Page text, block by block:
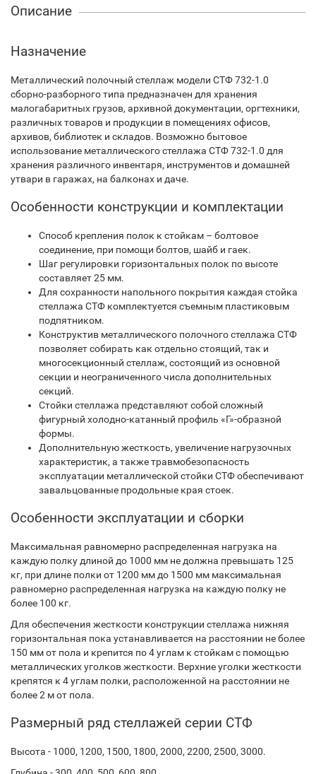
Описание
Назначение
Металлический полочный стеллаж модели СТФ 732-1.0
сборно-разборного типа предназначен для хранения
малогабаритных грузов, архивной документации, оргтехники,
различных товаров и продукции в помещениях офисов,
архивов, библиотек и складов. Возможно бытовое
использование металлического стеллажа СТФ 732-1.0 для
хранения различного инвентаря, инструментов и домашней
утвари в гаражах, на балконах и даче.
Особенности конструкции и комплектации
Способ крепления полок к стойкам – болтовое
соединение, при помощи болтов, шайб и гаек.
Шаг регулировки горизонтальных полок по высоте
составляет 25 мм.
Для сохранности напольного покрытия каждая стойка
стеллажа СТФ комплектуется съемным пластиковым
подпятником.
Конструктив металлического полочного стеллажа СТФ
позволяет собирать как отдельно стоящий, так и
многосекционный стеллаж, состоящий из основной
секции и неограниченного числа дополнительных
секций.
Стойки стеллажа представляют собой сложный
фигурный холодно-катанный профиль «Г»-образной
формы.
Дополнительную жесткость, увеличение нагрузочных
характеристик, а также травмобезопасность
эксплуатации металлической стойки СТФ обеспечивают
завальцованные продольные края стоек.
Особенности эксплуатации и сборки
Максимальная равномерно распределенная нагрузка на
каждую полку длиной до 1000 мм не должна превышать 125
кг, при длине полки от 1200 мм до 1500 мм максимальная
равномерно распределенная нагрузка на каждую полку не
более 100 кг.
Для обеспечения жесткости конструкции стеллажа нижняя
горизонтальная пока устанавливается на расстоянии не более
150 мм от пола и крепится по 4 углам к стойкам с помощью
металлических уголков жесткости. Верхние уголки жесткости
крепятся к 4 углам полки, расположенной на расстоянии не
более 2 м от пола.
Размерный ряд стеллажей серии СТФ
Высота - 1000, 1200, 1500, 1800, 2000, 2200, 2500, 3000.